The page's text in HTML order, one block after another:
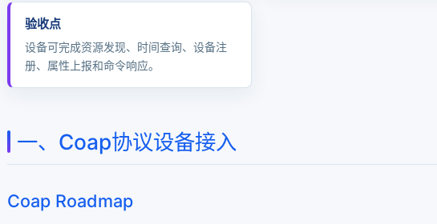
1.Node CoAP CLI
2.libcoap
3.emqx的coap网关测试
4.fastbee coap接入测试
验收点
设备可完成资源发现、时间查询、设备注
册、属性上报和命令响应。
一、Coap协议设备接入
Coap Roadmap